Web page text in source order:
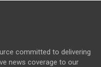
committed to delivering
news coverage to our